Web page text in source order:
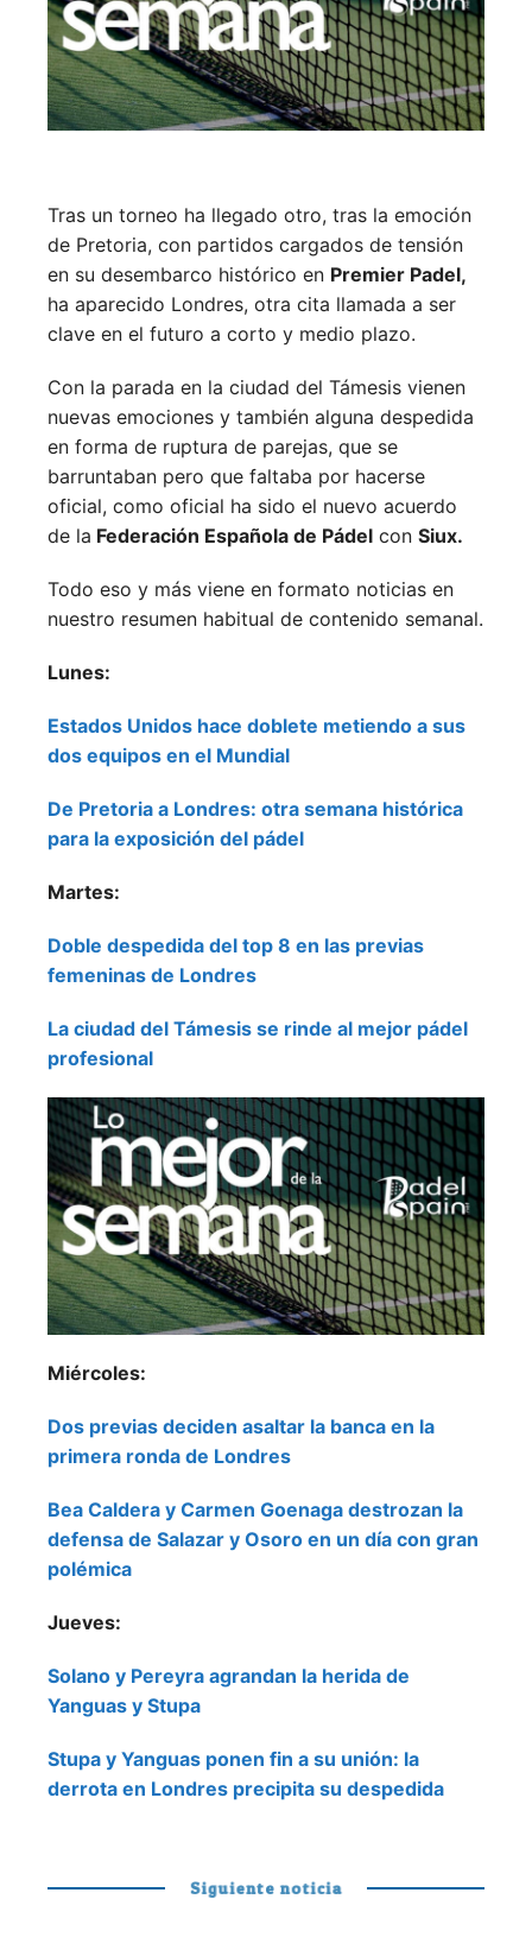
Tras un torneo ha llegado otro, tras la emoción
de Pretoria, con partidos cargados de tensión
en su desembarco histórico en Premier Padel,
ha aparecido Londres, otra cita llamada a ser
clave en el futuro a corto y medio plazo.
Con la parada en la ciudad del Támesis vienen
nuevas emociones y también alguna despedida
en forma de ruptura de parejas, que se
barruntaban pero que faltaba por hacerse
oficial, como oficial ha sido el nuevo acuerdo
de la Federación Española de Pádel con Siux.
Todo eso y más viene en formato noticias en
nuestro resumen habitual de contenido semanal.
Lunes:
Estados Unidos hace doblete metiendo a sus
dos equipos en el Mundial
De Pretoria a Londres: otra semana histórica
para la exposición del pádel
Martes:
Doble despedida del top 8 en las previas
femeninas de Londres
La ciudad del Támesis se rinde al mejor pádel
profesional
Miércoles:
Dos previas deciden asaltar la banca en la
primera ronda de Londres
Bea Caldera y Carmen Goenaga destrozan la
defensa de Salazar y Osoro en un día con gran
polémica
Jueves:
Solano y Pereyra agrandan la herida de
Yanguas y Stupa
Stupa y Yanguas ponen fin a su unión: la
derrota en Londres precipita su despedida
Siguiente noticia